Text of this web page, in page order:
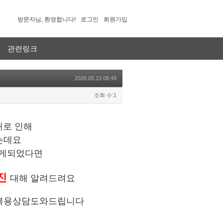
방문자님, 환영합니다! 로그인 회원가입
관련링크
2026.05.13 08:49
조회 수:1
로 인해
데요
되었다면
대해 알려드려요
상담도와드립니다